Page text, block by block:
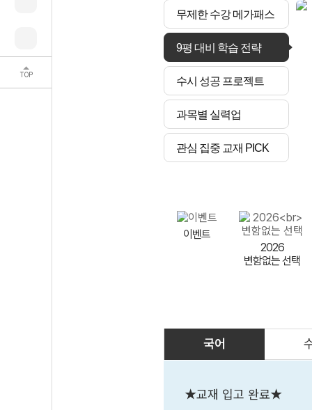
TOP
무제한 수강 메가패스
9평 대비 학습 전략
수시 성공 프로젝트
과목별 실력업
관심 집중 교재 PICK
이벤트
2026
변함없는 선택
국어
★교재 입고 완료★